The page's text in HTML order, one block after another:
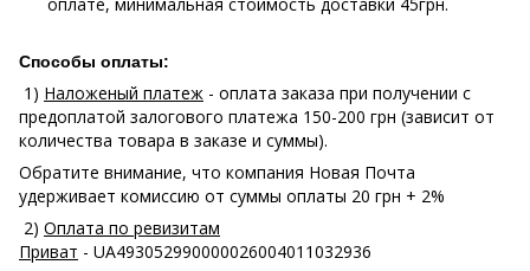
Способы оплаты:
1) Наложеный платеж - оплата заказа при получении с
предоплатой залогового платежа 150-200 грн (зависит от
количества товара в заказе и суммы).
Обратите внимание, что компания Новая Почта
удерживает комиссию от суммы оплаты 20 грн + 2%
2) Оплата по ревизитам
Приват - UA493052990000026004011032936